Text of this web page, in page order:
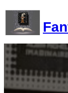
contenu